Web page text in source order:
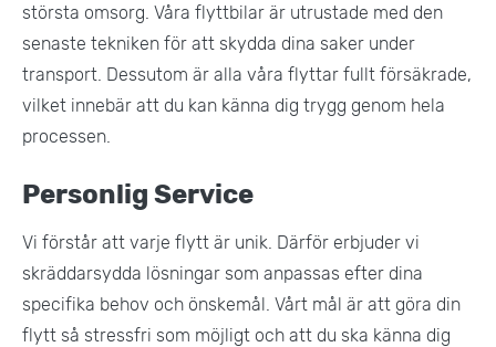
största omsorg. Våra flyttbilar är utrustade med den
senaste tekniken för att skydda dina saker under
transport. Dessutom är alla våra flyttar fullt försäkrade,
vilket innebär att du kan känna dig trygg genom hela
processen​.
Personlig Service
Vi förstår att varje flytt är unik. Därför erbjuder vi
skräddarsydda lösningar som anpassas efter dina
specifika behov och önskemål. Vårt mål är att göra din
flytt så stressfri som möjligt och att du ska känna dig